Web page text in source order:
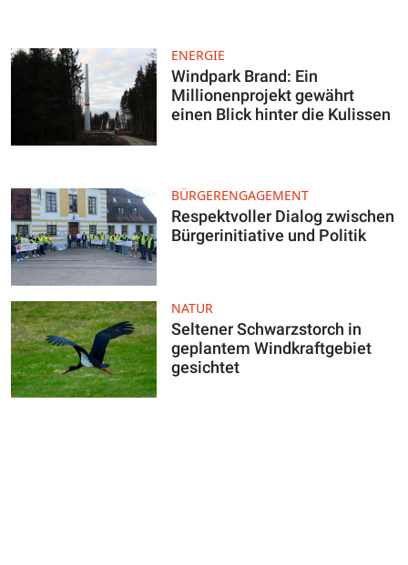
ENERGIE
Windpark Brand: Ein
Millionenprojekt gewährt
einen Blick hinter die Kulissen
BÜRGERENGAGEMENT
Respektvoller Dialog zwischen
Bürgerinitiative und Politik
NATUR
Seltener Schwarzstorch in
geplantem Windkraftgebiet
gesichtet